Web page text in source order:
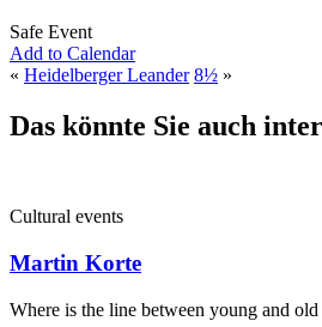
Safe Event
Add to Calendar
« Heidelberger Leander 8½ »
Das könnte Sie auch
Cultural events
Martin Korte
Where is the line between young and old